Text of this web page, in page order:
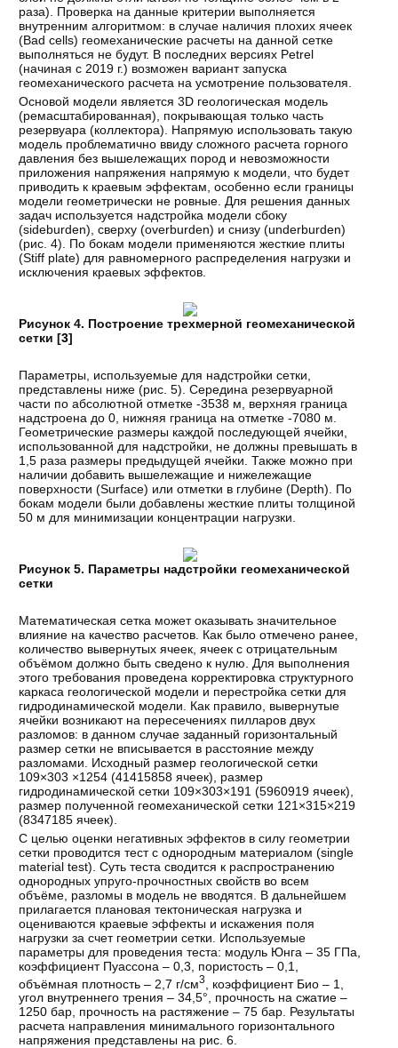
раза). Проверка на данные критерии выполняется
внутренним алгоритмом: в случае наличия плохих ячеек
(Bad cells) геомеханические расчеты на данной сетке
выполняться не будут. В последних версиях Petrel
(начиная с 2019 г.) возможен вариант запуска
геомеханического расчета на усмотрение пользователя.
Основой модели является 3D геологическая модель
(ремасштабированная), покрывающая только часть
резервуара (коллектора). Напрямую использовать такую
модель проблематично ввиду сложного расчета горного
давления без вышележащих пород и невозможности
приложения напряжения напрямую к модели, что будет
приводить к краевым эффектам, особенно если границы
модели геометрически не ровные. Для решения данных
задач используется надстройка модели сбоку
(sideburden), сверху (overburden) и снизу (underburden)
(рис. 4). По бокам модели применяются жесткие плиты
(Stiff plate) для равномерного распределения нагрузки и
исключения краевых эффектов.
Рисунок 4. Построение трехмерной геомеханической
сетки [3]
Параметры, используемые для надстройки сетки,
представлены ниже (рис. 5). Середина резервуарной
части по абсолютной отметке -3538 м, верхняя граница
надстроена до 0, нижняя граница на отметке -7080 м.
Геометрические размеры каждой последующей ячейки,
использованной для надстройки, не должны превышать в
1,5 раза размеры предыдущей ячейки. Также можно при
наличии добавить вышележащие и нижележащие
поверхности (Surface) или отметки в глубине (Depth). По
бокам модели были добавлены жесткие плиты толщиной
50 м для минимизации концентрации нагрузки.
Рисунок 5. Параметры надстройки геомеханической
сетки
Математическая сетка может оказывать значительное
влияние на качество расчетов. Как было отмечено ранее,
количество вывернутых ячеек, ячеек с отрицательным
объёмом должно быть сведено к нулю. Для выполнения
этого требования проведена корректировка структурного
каркаса геологической модели и перестройка сетки для
гидродинамической модели. Как правило, вывернутые
ячейки возникают на пересечениях пилларов двух
разломов: в данном случае заданный горизонтальный
размер сетки не вписывается в расстояние между
разломами. Исходный размер геологической сетки
109×303 ×1254 (41415858 ячеек), размер
гидродинамической сетки 109×303×191 (5960919 ячеек),
размер полученной геомеханической сетки 121×315×219
(8347185 ячеек).
С целью оценки негативных эффектов в силу геометрии
сетки проводится тест с однородным материалом (single
material test). Суть теста сводится к распространению
однородных упруго-прочностных свойств во всем
объёме, разломы в модель не вводятся. В дальнейшем
прилагается плановая тектоническая нагрузка и
оцениваются краевые эффекты и искажения поля
нагрузки за счет геометрии сетки. Используемые
параметры для проведения теста: модуль Юнга – 35 ГПа,
коэффициент Пуассона – 0,3, пористость – 0,1,
объёмная плотность – 2,7 г/см3
, коэффициент Био – 1,
угол внутреннего трения – 34,5°, прочность на сжатие –
1250 бар, прочность на растяжение – 75 бар. Результаты
расчета направления минимального горизонтального
напряжения представлены на рис. 6.